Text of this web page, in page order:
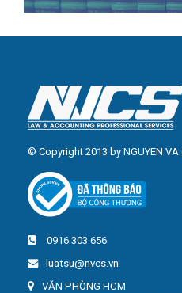
© Copyright 2013 by NGUYEN
0916.303.656
luatsu@nvcs.vn
VĂN PHÒNG HCM